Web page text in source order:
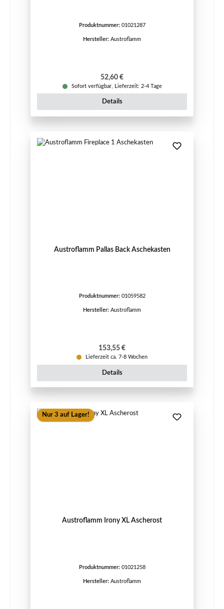
Produktnummer: 01021287
Hersteller: Austroflamm
Regulärer Preis:
52,60 €
Sofort verfügbar, Lieferzeit: 2-4 Tage
Details
Austroflamm Pallas Back Aschekasten
Produktnummer: 01059582
Hersteller: Austroflamm
Regulärer Preis:
153,55 €
Lieferzeit ca. 7-8 Wochen
Details
Nur 3 auf Lager!
Austroflamm Irony XL Ascherost
Produktnummer: 01021258
Hersteller: Austroflamm